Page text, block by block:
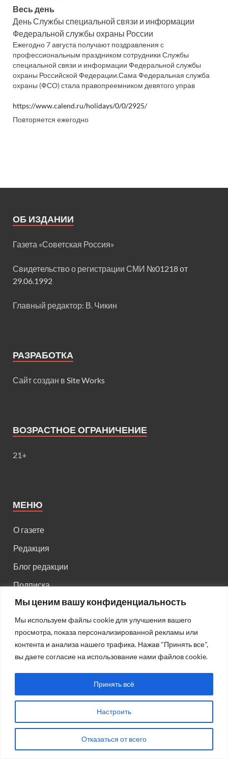
Мы ценим вашу конфиденциальность
Мы используем файлы cookie для улучшения вашего
просмотра, показа персонализированной рекламы или
контента и анализа нашего трафика. Нажав "Принять все",
вы даете согласие на использование нами файлов cookie.
Настроить
Отказаться от всего
Принять всё
Весь день
День Службы специальной связи и информации
Федеральной службы охраны России
Ежегодно 7 августа получают поздравления с
профессиональным праздником сотрудники Службы
специальной связи и информации Федеральной службы
охраны Российской Федерации.Сама Федеральная служба
охраны (ФСО) стала правопреемником девятого управ
https://www.calend.ru/holidays/0/0/2925/
Повторяется ежегодно
ОБ ИЗДАНИИ
Газета «Советская Россия»
Свидетельство о регистрации СМИ №01218 от
29.06.1992
Главный редактор: В. Чикин
РАЗРАБОТКА
Сайт создан в Site Works
ВОЗРАСТНОЕ ОГРАНИЧЕНИЕ
21+
МЕНЮ
О газете
Редакция
Блог редакции
Подписка
Правила поведения на сайте
Реклама
Старый сайт
Старый HTML сайт
Авторсие права: © 2026Газета "Советская Россия".